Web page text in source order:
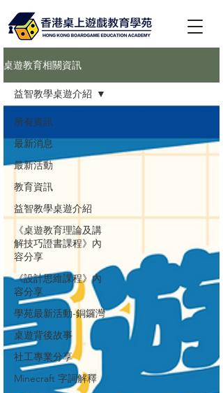
桌遊教育相關資訊
所有資訊
最新消息
最新活動
教育資訊
益智教學桌遊介紹
《桌遊教育理論及講
解技巧證書課程》內
容分享
《設計思維課程》內
容分享
學苑最新活動-銅鑼灣
桌遊背後故事
社工專業分享
Minecraft 字詞解釋
益智教學桌遊介紹